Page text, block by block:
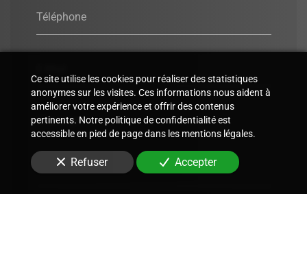
Téléphone
Message
Ce site utilise les cookies pour réaliser des statistiques
anonymes sur les visites. Ces informations nous aident à
améliorer votre expérience et offrir des contenus
pertinents. Notre politique de confidentialité est
accessible en pied de page dans les mentions légales.
Refuser Accepter